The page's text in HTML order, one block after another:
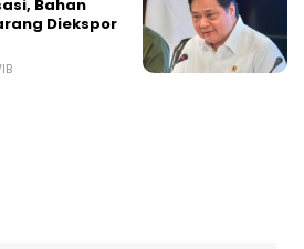
Bahan
Diekspor